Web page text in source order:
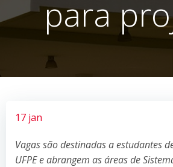
para
17 jan
Vagas são destinadas a estudantes
UFPE e abrangem as áreas de